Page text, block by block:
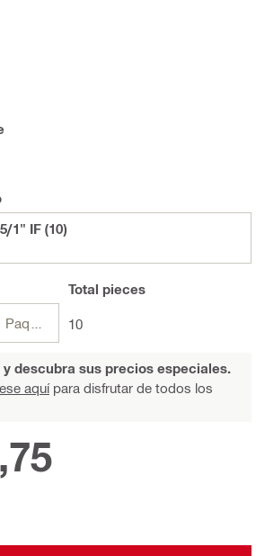
1" IF (10)
Total pieces
10
descubra sus precios especiales.
aquípara disfrutar de todos los